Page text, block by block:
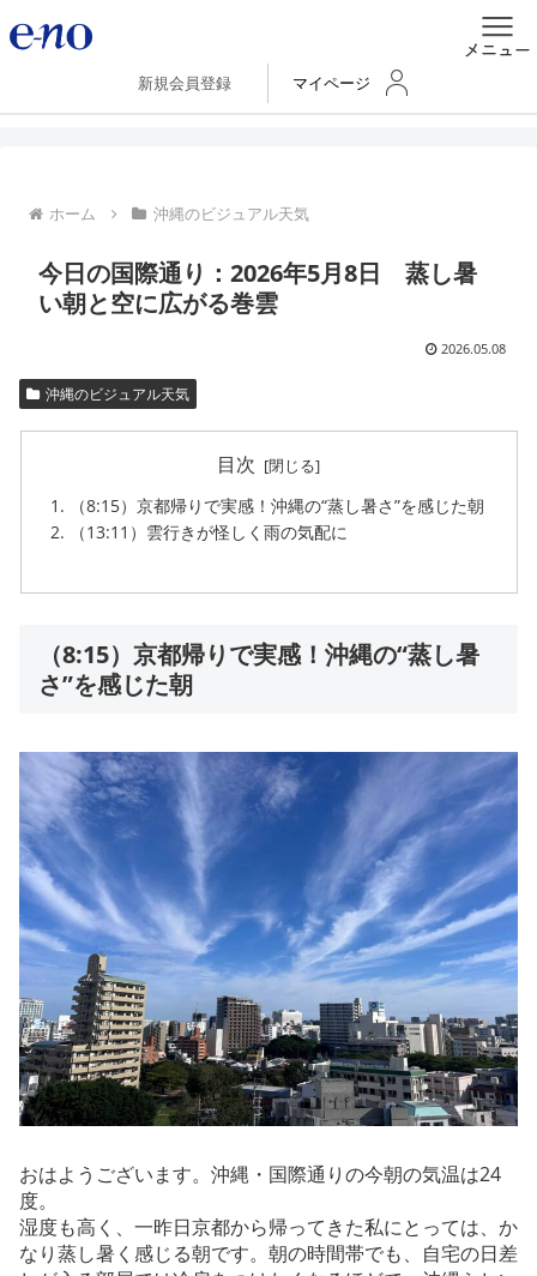
新規会員登録 マイページ
ホーム 沖縄のビジュアル天気
今日の国際通り：2026年5月8日 蒸し暑
い朝と空に広がる巻雲
2026.05.08
沖縄のビジュアル天気
目次
（8:15）京都帰りで実感！沖縄の“蒸し暑さ”を感じた朝
（13:11）雲行きが怪しく雨の気配に
（8:15）京都帰りで実感！沖縄の“蒸し暑
さ”を感じた朝
おはようございます。沖縄・国際通りの今朝の気温は24
度。
湿度も高く、一昨日京都から帰ってきた私にとっては、か
なり蒸し暑く感じる朝です。朝の時間帯でも、自宅の日差